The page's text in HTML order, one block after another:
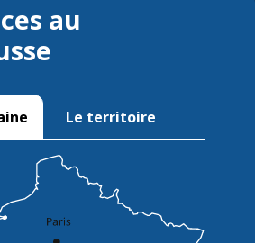
au
Le territoire